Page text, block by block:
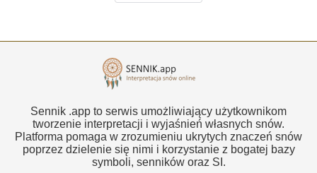
Sennik .app to serwis umożliwiający użytkownikom
tworzenie interpretacji i wyjaśnień własnych snów.
Platforma pomaga w zrozumieniu ukrytych znaczeń snów
poprzez dzielenie się nimi i korzystanie z bogatej bazy
symboli, senników oraz SI.